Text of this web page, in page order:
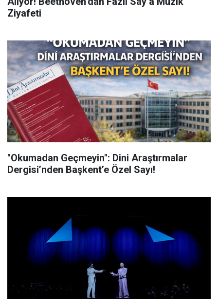
Ziyafeti
"Okumadan Geçmeyin": Dini Araştırmalar
Dergisi’nden Başkent’e Özel Sayı!